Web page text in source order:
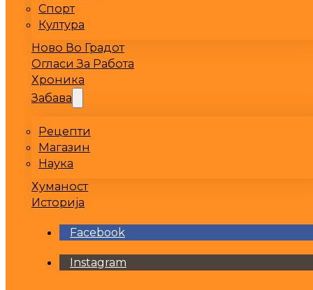
Спорт
Култура
Ново Во Градот
Огласи За Работа
Хроника
Забава
Рецепти
Магазин
Наука
Хуманост
Историја
Facebook
Instagram